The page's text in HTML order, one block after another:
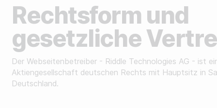
Für Non-Profit Organisationen
NACH USE-CASE
Steigere deinen Umsatz
Sammle Zero-Party-Daten
Rechtsform und
gesetzliche
Der Webseitenbetreiber - Riddle Technologies AG - ist
Aktiengesellschaft deutschen Rechts mit Hauptsitz in
Deutschland.